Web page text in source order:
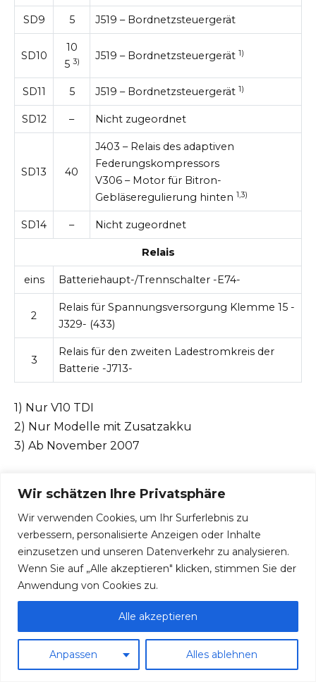
Wir schätzen Ihre Privatsphäre
Wir verwenden Cookies, um Ihr Surferlebnis zu
verbessern, personalisierte Anzeigen oder Inhalte
einzusetzen und unseren Datenverkehr zu analysieren.
Wenn Sie auf „Alle akzeptieren" klicken, stimmen Sie der
Anwendung von Cookies zu.
Anpassen Alles ablehnen
Alle akzeptieren
SD9 5 J519 – Bordnetzsteuergerät
SD10
10
5 3) J519 – Bordnetzsteuergerät 1)
SD11 5 J519 – Bordnetzsteuergerät 1)
SD12 – Nicht zugeordnet
SD13 40
J403 – Relais des adaptiven
Federungskompressors
V306 – Motor für Bitron-
Gebläseregulierung hinten 1,3)
SD14 – Nicht zugeordnet
Relais
eins Batteriehaupt-/Trennschalter -E74-
2
Relais für Spannungsversorgung Klemme 15 -
J329- (433)
3
Relais für den zweiten Ladestromkreis der
Batterie -J713-
1) Nur V10 TDI
2) Nur Modelle mit Zusatzakku
3) Ab November 2007
Relaispositionen für E-Box links unter
dem Armaturenbrett in der Nähe der
Mittelkonsole